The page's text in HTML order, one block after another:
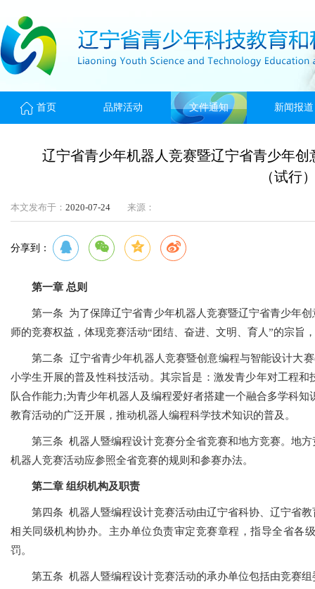
首页 品牌活动 文件通知 新闻报道
辽宁省青少年机器人竞赛暨辽宁省青少年
（试行
本文发布于： 2020-07-24 来源：
分享到：
第一章 总则
第一条 为了保障辽宁省青少年机器人竞赛暨辽宁省青少年
师的竞赛权益，体现竞赛活动“团结、奋进、文明、育人”的宗旨
第二条 辽宁省青少年机器人竞赛暨创意编程与智能设计大
小学生开展的普及性科技活动。其宗旨是：激发青少年对工程
队合作能力;为青少年机器人及编程爱好者搭建一个融合多学科
教育活动的广泛开展，推动机器人编程科学技术知识的普及。
第三条 机器人暨编程设计竞赛分全省竞赛和地方竞赛。地
机器人竞赛活动应参照全省竞赛的规则和参赛办法。
第二章 组织机构及职责
第四条 机器人暨编程设计竞赛活动由辽宁省科协、辽宁省
相关同级机构协办。主办单位负责审定竞赛章程，指导全省各
罚。
第五条 机器人暨编程设计竞赛活动的承办单位包括由竞赛